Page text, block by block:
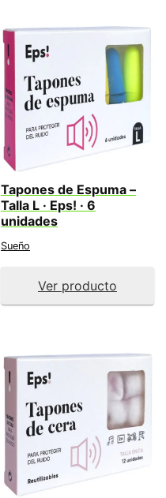
Tapones de Espuma –
Talla L · Eps! · 6
unidades
Sueño
Ver producto